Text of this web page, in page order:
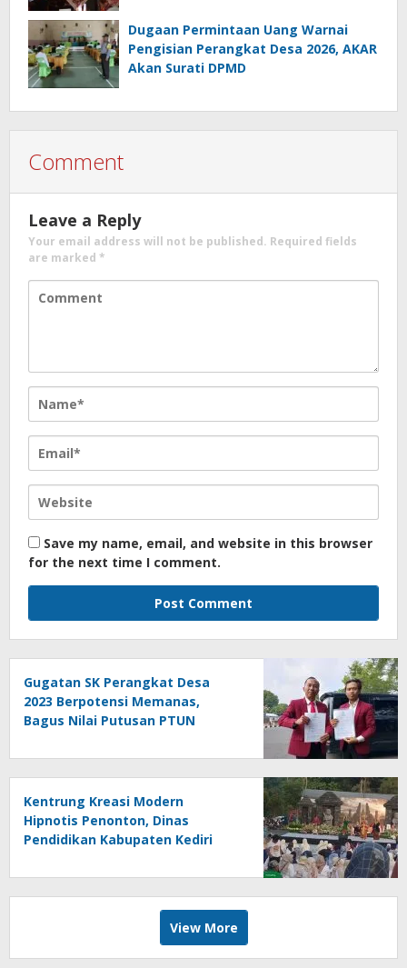
Dugaan Permintaan Uang Warnai
Pengisian Perangkat Desa 2026, AKAR
Akan Surati DPMD
Comment
Leave a Reply
Your email address will not be published. Required fields
are marked *
Save my name, email, and website in this browser
for the next time I comment.
Gugatan SK Perangkat Desa
2023 Berpotensi Memanas,
Bagus Nilai Putusan PTUN
Kentrung Kreasi Modern
Hipnotis Penonton, Dinas
Pendidikan Kabupaten Kediri
View More